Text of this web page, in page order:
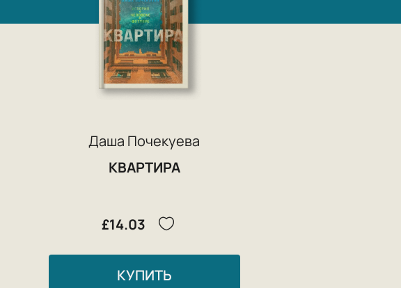
Даша Почекуева
КВАРТИРА
£14.03
КУПИТЬ